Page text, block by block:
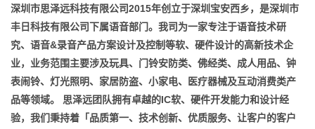
深圳市思泽远科技有限公司2015年创立于深圳宝安西乡，是深圳市
丰日科技有限公司下属语音部门。我司为一家专注于语音技术研
究、语音&录音产品方案设计及控制等软、硬件设计的高新技术企
业，业务范围主要涉及玩具、门铃安防类、佛经类、成人用品、钟
表闹铃、灯光照明、家居防盗、小家电、医疗器械及互动消费类产
品等领域。 思泽远团队拥有卓越的IC软、硬件开发能力和设计经
验，我们秉持着「品质第一、技术创新、优质服务、让客户的客户